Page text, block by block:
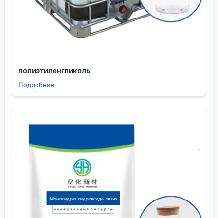
проекта в области медицинских покрытий.
Стандартные марки не подходили. Обратились к
нескольким известным китайским заводам.
Большинство ответили отказом: ?делаем только
Новые Материалы
компании была ключевая фраза: ?обслуживает
Отправил запрос. Реакция была иной. Инженер-
технолог задал уточняющие вопросы о желаемой
молекулярной массе, соотношении мономеров,
растворителе. Через неделю прислали три
лабораторных образца на тесты. Это был
правильный подход.
полиэтиленгликоль
Подробнее